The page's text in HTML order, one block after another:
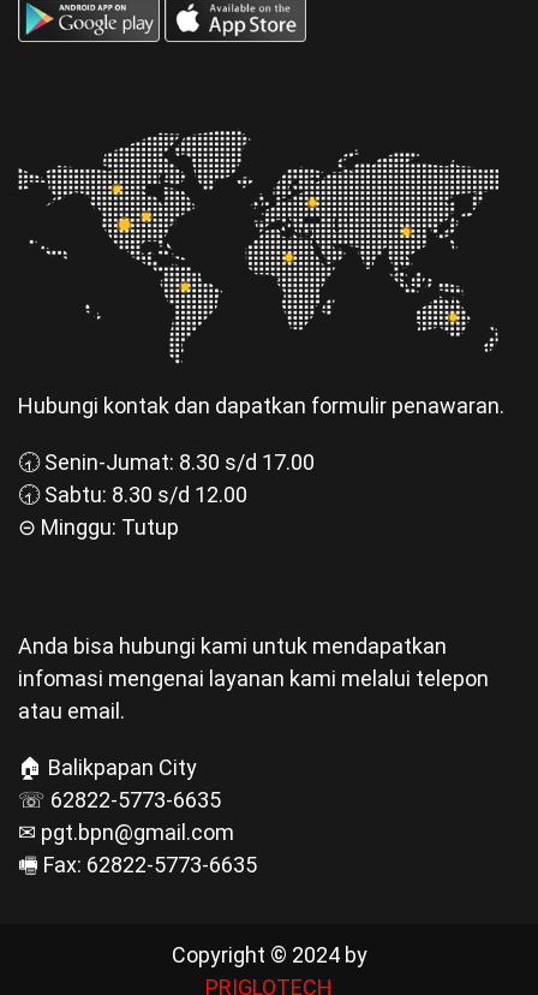
Hubungi kontak dan dapatkan formulir penawaran.
🕣 Senin-Jumat: 8.30 s/d 17.00
🕣 Sabtu: 8.30 s/d 12.00
⊝ Minggu: Tutup
Anda bisa hubungi kami untuk mendapatkan
infomasi mengenai layanan kami melalui telepon
atau email.
🏠 Balikpapan City
☏ 62822-5773-6635
✉ pgt.bpn@gmail.com
🖷 Fax: 62822-5773-6635
Copyright © 2024 by
PRIGLOTECH